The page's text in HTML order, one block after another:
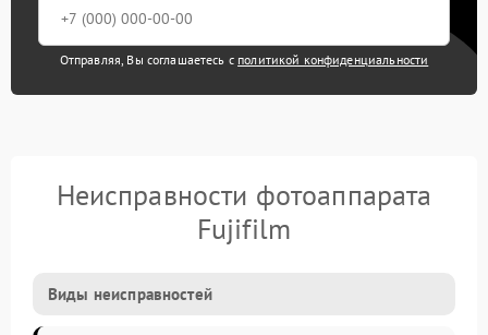
Отправляя, Вы соглашаетесь с политикой конфиденциальности
Неисправности фотоаппарата
Fujifilm
Виды неисправностей